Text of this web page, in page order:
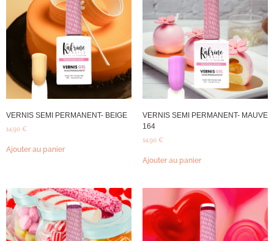
VERNIS SEMI PERMANENT- BEIGE
14,90 €
Ajouter au panier
VERNIS SEMI PERMANENT- MAUVE
164
14,90 €
Ajouter au panier